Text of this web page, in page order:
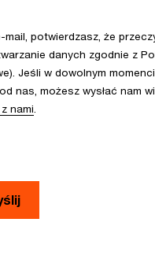
potwierdzasz, że
danych zgodnie z
Jeśli w dowolnym
nas, możesz wysłać nam
nami